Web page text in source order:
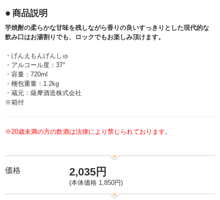
商品説明
芋焼酎の柔らかな甘味を残しながら香りの良いすっきりとした現代的な
飲み口はお湯割りでも、ロックでもお楽しみ頂けます。
・げんえもんげんしゅ
・アルコール度：37°
・容量：720ml
・梱包重量：1.2kg
・蔵元：薩摩酒造株式会社
※箱付
※20歳未満の方の飲酒は法律により禁じられております。
価格 2,035円
(本体価格 1,850円)